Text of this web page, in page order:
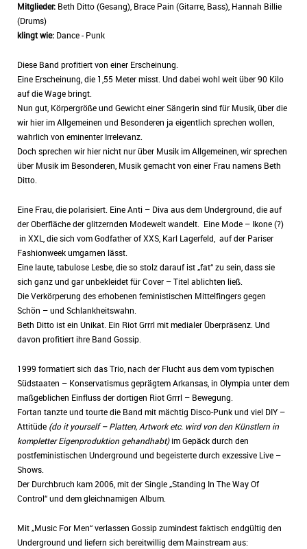
Mitglieder: Beth Ditto (Gesang), Brace Pain (Gitarre, Bass), Hannah Billie
(Drums)
klingt wie: Dance - Punk
Diese Band profitiert von einer Erscheinung.
Eine Erscheinung, die 1,55 Meter misst. Und dabei wohl weit über 90 Kilo
auf die Wage bringt.
Nun gut, Körpergröße und Gewicht einer Sängerin sind für Musik, über die
wir hier im Allgemeinen und Besonderen ja eigentlich sprechen wollen,
wahrlich von eminenter Irrelevanz.
Doch sprechen wir hier nicht nur über Musik im Allgemeinen, wir sprechen
über Musik im Besonderen, Musik gemacht von einer Frau namens Beth
Ditto.
Eine Frau, die polarisiert. Eine Anti – Diva aus dem Underground, die auf
der Oberfläche der glitzernden Modewelt wandelt. Eine Mode – Ikone (?)
in XXL, die sich vom Godfather of XXS, Karl Lagerfeld, auf der Pariser
Fashionweek umgarnen lässt.
Eine laute, tabulose Lesbe, die so stolz darauf ist „fat“ zu sein, dass sie
sich ganz und gar unbekleidet für Cover – Titel ablichten ließ.
Die Verkörperung des erhobenen feministischen Mittelfingers gegen
Schön – und Schlankheitswahn.
Beth Ditto ist ein Unikat. Ein Riot Grrrl mit medialer Überpräsenz. Und
davon profitiert ihre Band Gossip.
1999 formatiert sich das Trio, nach der Flucht aus dem vom typischen
Südstaaten – Konservatismus geprägtem Arkansas, in Olympia unter dem
maßgeblichen Einfluss der dortigen Riot Grrrl – Bewegung.
Fortan tanzte und tourte die Band mit mächtig Disco-Punk und viel DIY –
Attitüde (do it yourself – Platten, Artwork etc. wird von den Künstlern in
kompletter Eigenproduktion gehandhabt)im Gepäck durch den
postfeministischen Underground und begeisterte durch exzessive Live –
Shows.
Der Durchbruch kam 2006, mit der Single „Standing In The Way Of
Control“ und dem gleichnamigen Album.
Mit „Music For Men“ verlassen Gossip zumindest faktisch endgültig den
Underground und liefern sich bereitwillig dem Mainstream aus: